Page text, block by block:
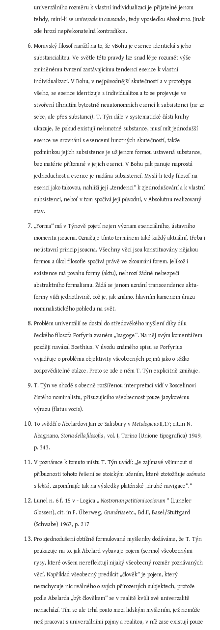
univerzálního rozměru k vlastní individualizaci je přijatelné jenom
tehdy, míní-li se universale in causando , tedy vposledku Absolutno. Jinak
zde hrozí nepřekonatelná kontradikce.
Moravský filosof naráží na to, že vBohu je esence identická s jeho
substancialitou. Ve světle této pravdy lze snad lépe rozumět výše
zmíněnému tvrzení zastávajícímu tendenci esence k vlastní
individualizaci. V Bohu, v nejpůvodnější skutečnosti a v prototypu
všeho, se esence identizuje s individualitou a to se projevuje ve
stvoření tíhnutím bytostně neautonomních esencí k subsistenci (ne ze
sebe, ale přes substanci). T. Týn dále v systematické části knihy
ukazuje, že pokud existují nehmotné substance, musí mít jednodušší
esence ve srovnání s esencemi hmotných skutečností, takže
podmínkou jejich subsistence je už jenom formou ustavená substance,
bez matérie přítomné v jejich esenci. V Bohu pak panuje naprostá
jednoduchost a esence je nadána subsistencí. Myslí-li tedy filosof na
esenci jako takovou, nahlíží její „tendenci“ k zjednodušování a k vlastní
subsistenci, neboť v tom spočívá její původní, v Absolutnu realizovaný
stav.
„Forma“ má v Týnově pojetí nejen význam esenciálního, ústavního
momentu jsoucna. Označuje tímto termínem také každý aktuální, třeba i
neústavní princip jsoucna. Všechny věci jsou konstituovány nějakou
formou a úkol filosofie spočívá právě ve zkoumání forem. Jelikož i
existence má povahu formy (aktu), nehrozí žádné nebezpečí
abstraktního formalismu. Žádá se jenom uznání transcendence aktu-
formy vůči jednotlivině, což je, jak známo, hlavním kamenem úrazu
nominalistického pohledu na svět.
Problém univerzálií se dostal do středověkého myšlení díky dílu
řeckého filosofa Porfyria zvaném „Isagoge“. Na něj svým komentářem
později navázal Boethius. V úvodu známého spisu se Porfyrius
vyjadřuje o problému objektivity všeobecných pojmů jako o těžko
zodpověditelné otázce. Proto se zde o něm T. Týn explicitně zmiňuje.
T. Týn ve shodě s obecně rozšířenou interpretací vidí v Roscelinovi
čistého nominalistu, přisuzujícího všeobecnost pouze jazykovému
výrazu (flatus vocis).
To svědčí o Abelardovi Jan ze Salisbury v Metalogicus II,17; cit.in N.
Abagnano, Storia della filosofia , vol. I, Torino (Unione tipografica) 1949,
p. 343.
V poznámce k tomuto místu T. Týn uvádí: „Je zajímavé všimnout si
příbuznosti tohoto řešení se stoickým učením, které ztotožňuje
s lektá , zapomínajíc tak na výsledky platónské „druhé navigace“.“
Lunel n. 6 f. 15 v - Logica „ Nostrorum petitioni sociorum “ (Luneler
Glossen), cit. in F. Űberweg, Grundriss etc., Bd.II, Basel/Stuttgard
(Schwabe) 1967, p. 217
Pro zjednodušení obtížně formulované myšlenky dodáváme, že T. Týn
poukazuje na to, jak Abelard vybavuje pojem (sermo) všeobecnými
rysy, které ovšem nereflektují nijaký všeobecný rozměr poznávaných
věcí. Například všeobecný predikát „člověk“ je pojem, který
nezachycuje nic reálného o svých přirozených subjektech, protože
podle Abelarda „být člověkem“ se v realitě kvůli své univerzalitě
nenachází. Tím se ale trhá pouto mezi lidským myšlením, jež nemůže
než pracovat s univerzálními pojmy a realitou, v níž zase existují pouze